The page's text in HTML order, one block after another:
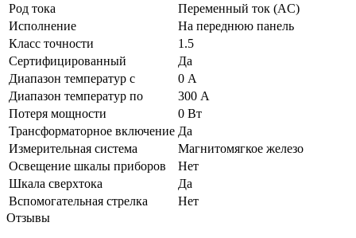
Род тока
Переменный ток (AC)
Исполнение
На переднюю панель
Класс точности
1.5
Сертифицированный
Да
Диапазон температур с
0 А
Диапазон температур по
300 А
Потеря мощности
0 Вт
Трансформаторное включение Да
Измерительная система
Магнитомягкое железо
Освещение шкалы приборов
Нет
Шкала сверхтока
Да
Вспомогательная стрелка
Нет
Отзывы